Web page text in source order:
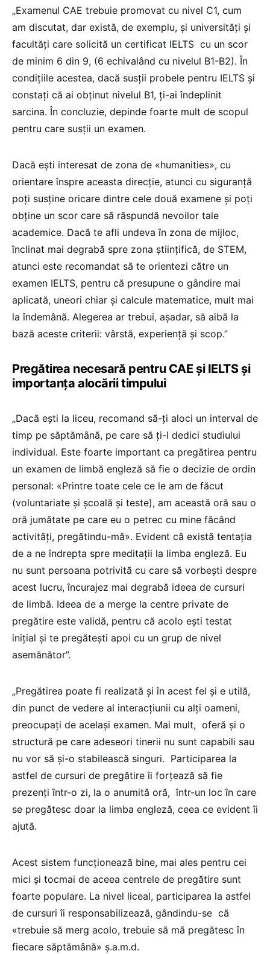
„Examenul CAE trebuie promovat cu nivel C1, cum
am discutat, dar există, de exemplu, și universități și
facultăți care solicită un certificat IELTS cu un scor
de minim 6 din 9, (6 echivalând cu nivelul B1-B2). În
condițiile acestea, dacă susții probele pentru IELTS și
constați că ai obținut nivelul B1, ți-ai îndeplinit
sarcina. În concluzie, depinde foarte mult de scopul
pentru care susții un examen.
Dacă ești interesat de zona de «humanities», cu
orientare înspre aceasta direcție, atunci cu siguranță
poți susține oricare dintre cele două examene și poți
obține un scor care să răspundă nevoilor tale
academice. Dacă te afli undeva în zona de mijloc,
înclinat mai degrabă spre zona științifică, de STEM,
atunci este recomandat să te orientezi către un
examen IELTS, pentru că presupune o gândire mai
aplicată, uneori chiar și calcule matematice, mult mai
la îndemână. Alegerea ar trebui, așadar, să aibă la
bază aceste criterii: vârstă, experiență și scop.”
Pregătirea necesară pentru CAE și IELTS și
importanța alocării timpului
„Dacă ești la liceu, recomand să-ți aloci un interval de
timp pe săptămână, pe care să ți-l dedici studiului
individual. Este foarte important ca pregătirea pentru
un examen de limbă engleză să fie o decizie de ordin
personal: «Printre toate cele ce le am de făcut
(voluntariate și școală și teste), am această oră sau o
oră jumătate pe care eu o petrec cu mine făcând
activități, pregătindu-mă». Evident că există tentația
de a ne îndrepta spre meditații la limba engleză. Eu
nu sunt persoana potrivită cu care să vorbești despre
acest lucru, încurajez mai degrabă ideea de cursuri
de limbă. Ideea de a merge la centre private de
pregătire este validă, pentru că acolo ești testat
inițial și te pregătești apoi cu un grup de nivel
asemănător”.
„Pregătirea poate fi realizată și în acest fel și e utilă,
din punct de vedere al interacțiunii cu alți oameni,
preocupați de același examen. Mai mult, oferă și o
structură pe care adeseori tinerii nu sunt capabili sau
nu vor să și-o stabilească singuri. Participarea la
astfel de cursuri de pregătire îi forțează să fie
prezenți într-o zi, la o anumită oră, într-un loc în care
se pregătesc doar la limba engleză, ceea ce evident îi
ajută.
Acest sistem funcționează bine, mai ales pentru cei
mici și tocmai de aceea centrele de pregătire sunt
foarte populare. La nivel liceal, participarea la astfel
de cursuri îi responsabilizează, gândindu-se că
«trebuie să merg acolo, trebuie să mă pregătesc în
fiecare săptămână» ș.a.m.d.